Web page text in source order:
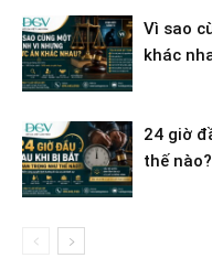
Vì sao
khác
24 giờ
thế nào?